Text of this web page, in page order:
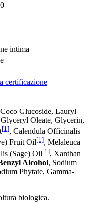
intima
certificazione
Glucoside, Lauryl
Oleate, Glycerin,
[1], Calendula Officinalis
Fruit Oil[1], Melaleuca
(Sage) Oil[1], Xanthan
Alcohol, Sodium
Phytate, Gamma-
biologica.